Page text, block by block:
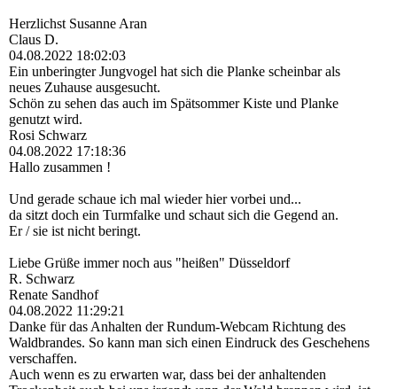
Herzlichst Susanne Aran
Claus D.
04.08.2022 18:02:03
Ein unberingter Jungvogel hat sich die Planke scheinbar als
neues Zuhause ausgesucht.
Schön zu sehen das auch im Spätsommer Kiste und Planke
genutzt wird.
Rosi Schwarz
04.08.2022 17:18:36
Hallo zusammen !
Und gerade schaue ich mal wieder hier vorbei und...
da sitzt doch ein Turmfalke und schaut sich die Gegend an.
Er / sie ist nicht beringt.
Liebe Grüße immer noch aus "heißen" Düsseldorf
R. Schwarz
Renate Sandhof
04.08.2022 11:29:21
Danke für das Anhalten der Rundum-Webcam Richtung des
Waldbrandes. So kann man sich einen Eindruck des Geschehens
verschaffen.
Auch wenn es zu erwarten war, dass bei der anhaltenden